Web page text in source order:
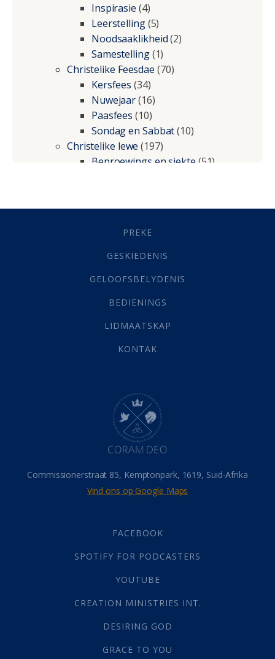
Inspirasie (4)
Leerstelling(5)
Noodsaaklikheid(2)
Samestelling(1)
Christelike Feesdae (70)
Kersfees (34)
Nuwejaar(16)
Paasfees (10)
Sondag en Sabbat(10)
Christelike lewe (197)
Beproewings en siekte(51)
Geestelike Groei(10)
(21)
Grys Areas(4)
Lewensdoel(3)
Selfondersoek(1)
Werk(22)
(142)
Hemel (31)
Israel (14)
Millennium(1)
Oordeelsdag(19)
Verheerlikte liggaam
Wederkoms
(27)
Gebed(87)
Die Onse Vader(12)
God(392)
Afgode(23)
Almag(1)
Alomteenwoordig
Alwetendheid (1)
PREKE
GESKIEDENIS
GELOOFSBELYDENIS
BEDIENINGS
LIDMAATSKAP
KONTAK
Commissionerstraat 85, Kemptonpark, 1619, Suid-Afrika
Vind ons op Google Maps
FACEBOOK
SPOTIFY FOR PODCASTERS
YOUTUBE
CREATION MINISTRIES INT.
DESIRING GOD
GRACE TO YOU